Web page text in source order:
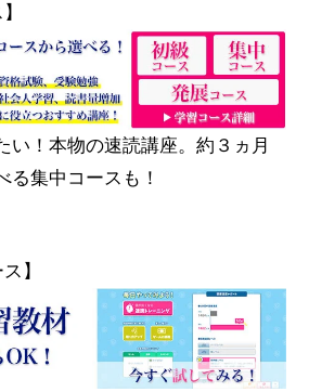
い！本物の速読講座。約３ヵ月
る集中コースも！
】